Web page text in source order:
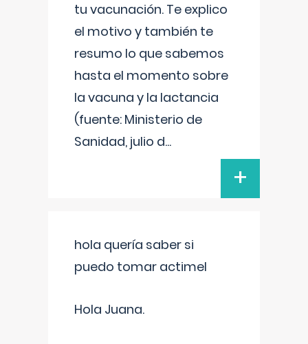
tu vacunación. Te explico
el motivo y también te
resumo lo que sabemos
hasta el momento sobre
la vacuna y la lactancia
(fuente: Ministerio de
Sanidad, julio d...
+
hola quería saber si
puedo tomar actimel
Hola Juana.